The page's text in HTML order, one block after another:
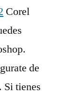
Corel
de
Si tienes